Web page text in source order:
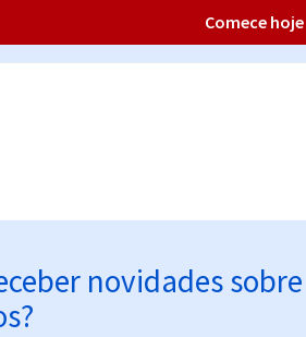
Comece hoje
novidades sobre